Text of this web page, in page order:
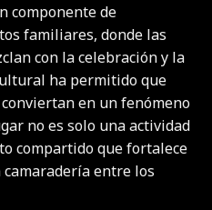
componente de
familiares, donde las
con la celebración y la
ha permitido que
en un fenómeno
no es solo una actividad
compartido que fortalece
entre los